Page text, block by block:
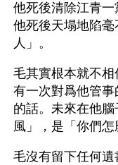
他死後清除江青
他死後天塌地陷
人」。
毛其實根本就不
有一次對爲他管
的話。未來在他
風」，是「你們怎
毛沒有留下任何